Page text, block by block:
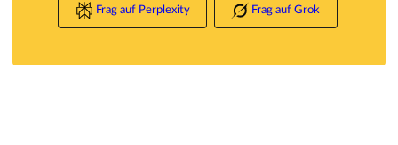
Frag auf Perplexity Frag auf Grok